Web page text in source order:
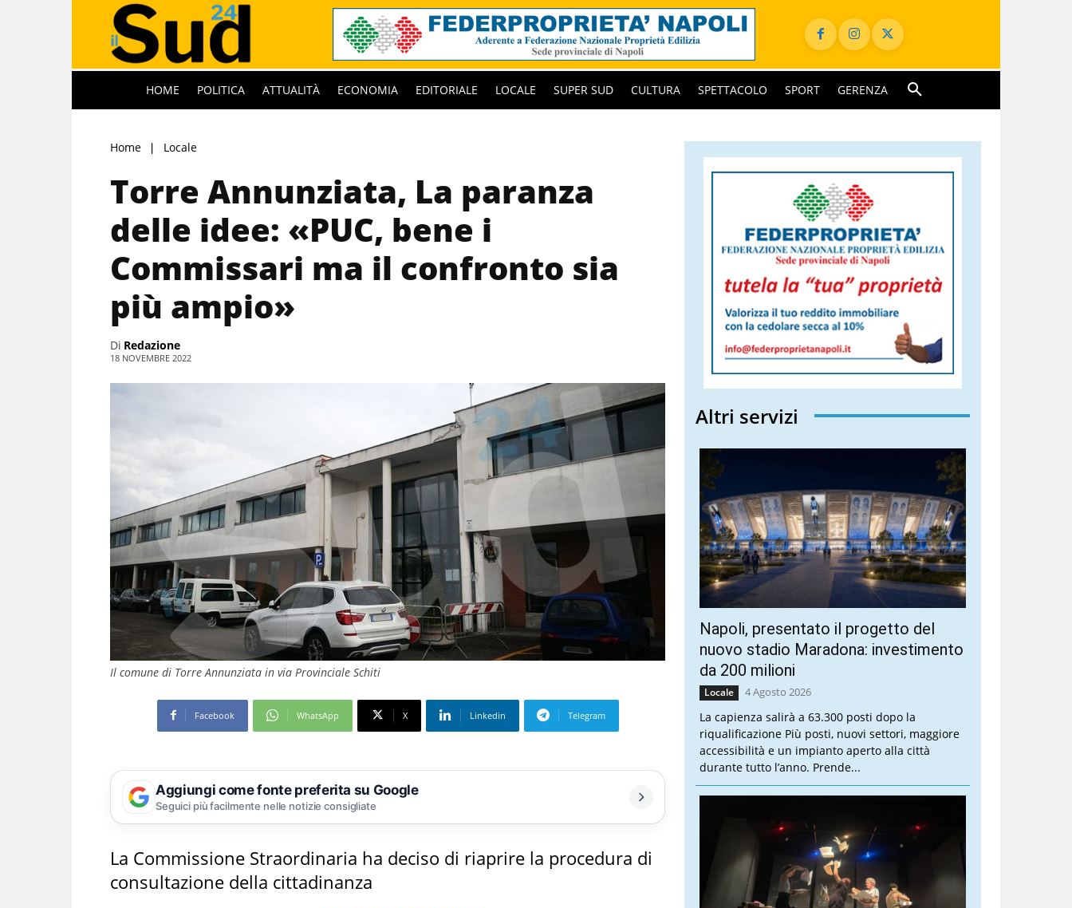
HOME POLITICA ATTUALITÀ ECONOMIA EDITORIALE LOCALE SUPER SUD CULTURA SPETTACOLO SPORT GERENZA
Home Locale
Torre Annunziata, La paranza
delle idee: «PUC, bene i
Commissari ma il confronto sia
più ampio»
Di Redazione
18 NOVEMBRE 2022
Il comune di Torre Annunziata in via Provinciale Schiti
Facebook WhatsApp X Linkedin Telegram
Aggiungi come fonte preferita su Google
Seguici più facilmente nelle notizie consigliate
La Commissione Straordinaria ha deciso di riaprire la procedura di
consultazione della cittadinanza
Altri servizi
Napoli, presentato il progetto del
nuovo stadio Maradona: investimento
da 200 milioni
Locale 4 Agosto 2026
La capienza salirà a 63.300 posti dopo la
riqualificazione Più posti, nuovi settori, maggiore
accessibilità e un impianto aperto alla città
durante tutto l’anno. Prende...